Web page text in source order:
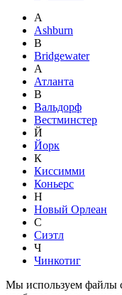
A
Ashburn
B
Bridgewater
А
Атланта
В
Вальдорф
Вестминстер
Й
Йорк
К
Киссимми
Коньерс
Н
Новый Орлеан
С
Сиэтл
Ч
Чинкотиг
Мы используем файлы